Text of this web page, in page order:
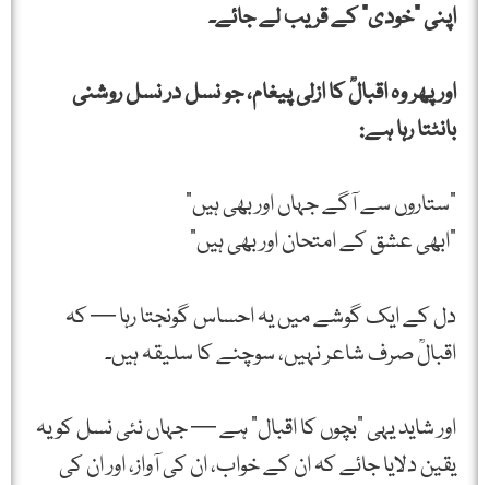
اپنی “خودی” کے قریب لے جائے۔
اور پھر وہ اقبالؒ کا ازلی پیغام، جو نسل در نسل روشنی
بانٹتا رہا ہے:
"ستاروں سے آگے جہاں اور بھی ہیں”
"ابھی عشق کے امتحان اور بھی ہیں”
دل کے ایک گوشے میں یہ احساس گونجتا رہا — کہ
اقبالؒ صرف شاعر نہیں، سوچنے کا سلیقہ ہیں۔
اور شاید یہی “بچوں کا اقبال” ہے — جہاں نئی نسل کو یہ
یقین دلایا جائے کہ ان کے خواب، ان کی آواز، اور ان کی